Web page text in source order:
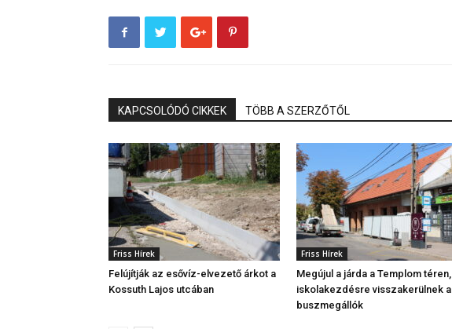
KAPCSOLÓDÓ CIKKEK TÖBB A SZERZŐTŐL
Friss Hírek
Felújítják az esővíz-elvezető árkot a
Kossuth Lajos utcában
Friss Hírek
Megújul a járda a Templom téren,
iskolakezdésre visszakerülnek a
buszmegállók